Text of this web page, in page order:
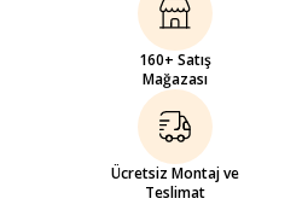
160+ Satış
Mağazası
Ücretsiz Montaj ve
Teslimat